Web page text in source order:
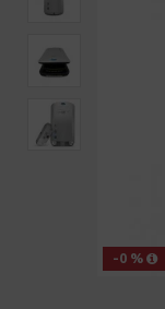
-0 %